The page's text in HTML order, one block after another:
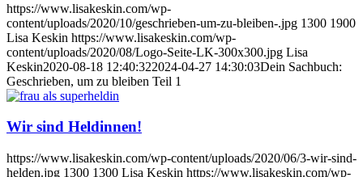
https://www.lisakeskin.com/wp-
content/uploads/2020/10/geschrieben-um-zu-bleiben-.jpg 1300 1900
Lisa Keskin https://www.lisakeskin.com/wp-
content/uploads/2020/08/Logo-Seite-LK-300x300.jpg Lisa
Keskin2020-08-18 12:40:322024-04-27 14:30:03Dein Sachbuch:
Geschrieben, um zu bleiben Teil 1
Wir sind Heldinnen!
https://www.lisakeskin.com/wp-content/uploads/2020/06/3-wir-sind-
helden.jpg 1300 1300 Lisa Keskin https://www.lisakeskin.com/wp-